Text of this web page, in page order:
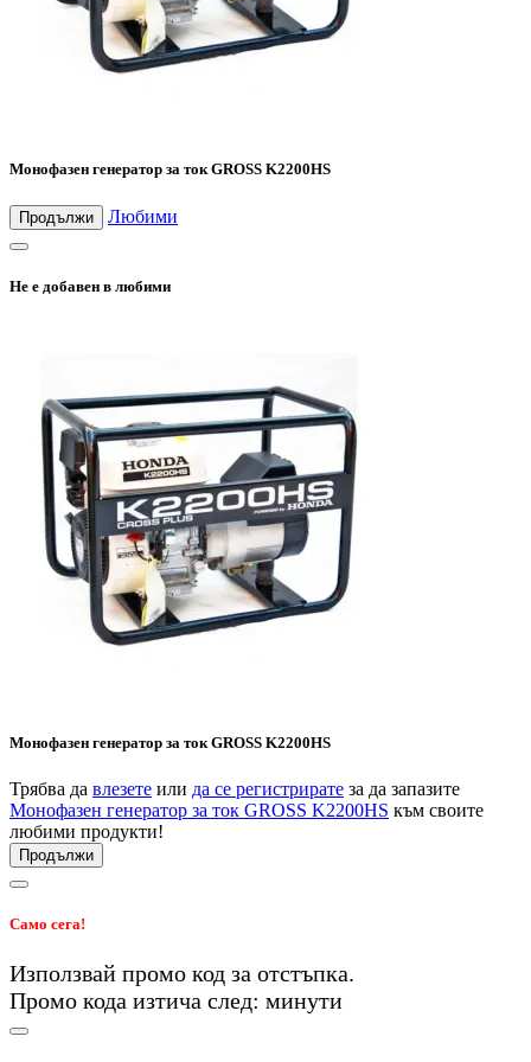
Монофазен генератор за ток GROSS K2200HS
Продължи Любими
Не е добавен в любими
Монофазен генератор за ток GROSS K2200HS
Трябва да влезете или да се регистрирате за да запазите
Монофазен генератор за ток GROSS K2200HS към своите
любими продукти!
Продължи
Само сега!
Използвай промо код за отстъпка.
Промо кода изтича след: минути